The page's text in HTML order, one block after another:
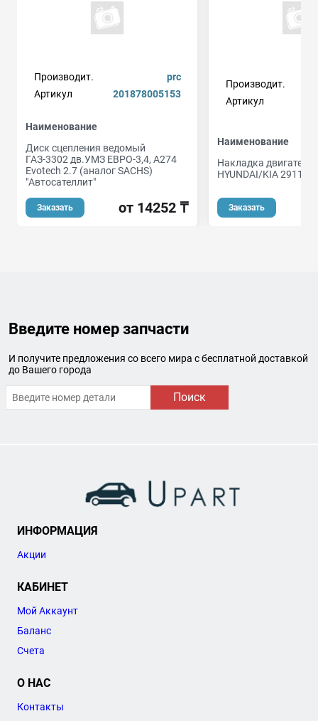
Производит.
prc
Артикул
201878005153
Наименование
Диск сцепления ведомый
ГАЗ-3302 дв.УМЗ ЕВРО-3,4, А274
Evotech 2.7 (аналог SACHS)
"Автосателлит"
Заказать от 14252 ₸
Производит.
Артикул
Наименование
Накладка двигателя
HYUNDAI/KIA 29110-
Заказать
Введите номер запчасти
И получите предложения со всего мира с бесплатной доставкой
до Вашего города
Поиск
ИНФОРМАЦИЯ
Акции
КАБИНЕТ
Мой Аккаунт
Баланс
Счета
О НАС
Контакты